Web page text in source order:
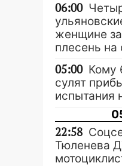
06:00
женщине
плесень на
05:00 Кому
сулят
испытания
22:58
Тюленева